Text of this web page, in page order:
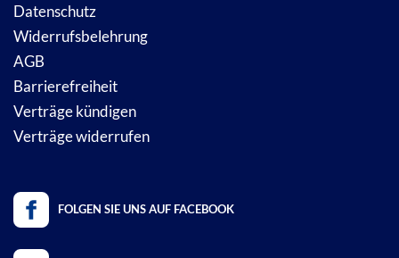
Datenschutz
Widerrufsbelehrung
AGB
Barrierefreiheit
Verträge kündigen
Verträge widerrufen
FOLGEN SIE UNS AUF FACEBOOK